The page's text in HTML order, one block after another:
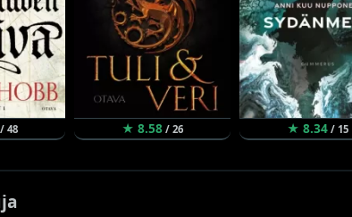
/ 48 ★ 8.58 / 26 ★ 8.34 / 15